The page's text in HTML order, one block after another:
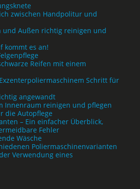
zwischen Handpolitur und
und Außen richtig reinigen und
kommt es an!
Reifen mit einem
Schritt für
angewandt
Innenraum reinigen und pflegen
die Autopflege
– Ein einfacher Überblick,
Fehler
Wäsche
Poliermaschinenvarianten
Verwendung eines